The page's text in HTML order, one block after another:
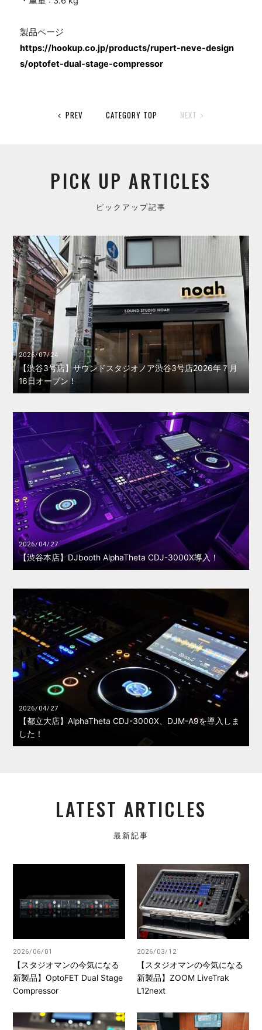
製品ページ
https://hookup.co.jp/products/rupert-neve-design
s/optofet-dual-stage-compressor
PREV CATEGORY TOP NEXT
PICK UP ARTICLES
ピックアップ記事
2026/07/24
【渋谷3号店】サウンドスタジオノア渋谷3号店2026年７月
16日オープン！
2026/04/27
【渋谷本店】DJbooth AlphaTheta CDJ-3000X導入！
2026/04/27
【都立大店】AlphaTheta CDJ-3000X、DJM-A9を導入しま
した！
LATEST ARTICLES
最新記事
2026/06/01
【スタジオマンの今気になる
新製品】OptoFET Dual Stage
Compressor
2026/03/12
【スタジオマンの今気になる
新製品】ZOOM LiveTrak
L12next